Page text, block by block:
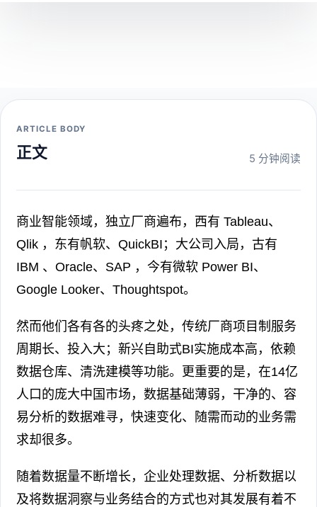
ARTICLE BODY
正文 5 分钟阅读
商业智能领域，独立厂商遍布，西有 Tableau、
Qlik ，东有帆软、QuickBI；大公司入局，古有
IBM 、Oracle、SAP ，今有微软 Power BI、
Google Looker、Thoughtspot。
然而他们各有各的头疼之处，传统厂商项目制服务
周期长、投入大；新兴自助式BI实施成本高，依赖
数据仓库、清洗建模等功能。更重要的是，在14亿
人口的庞大中国市场，数据基础薄弱，干净的、容
易分析的数据难寻，快速变化、随需而动的业务需
求却很多。
随着数据量不断增长，企业处理数据、分析数据以
及将数据洞察与业务结合的方式也对其发展有着不